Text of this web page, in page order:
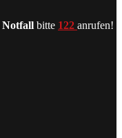
Notfall bitte 122 anrufen!